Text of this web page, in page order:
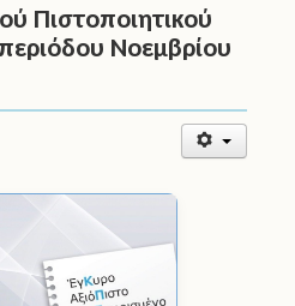
Πιστοποιητικού
Νοεμβρίου